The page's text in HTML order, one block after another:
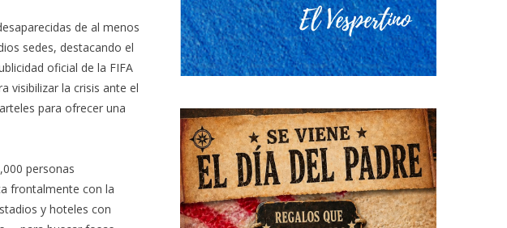
de al menos
sedes, destacando el
oficial de la FIFA
visibilizar la crisis ante el
para ofrecer una
personas
frontalmente con la
y hoteles con